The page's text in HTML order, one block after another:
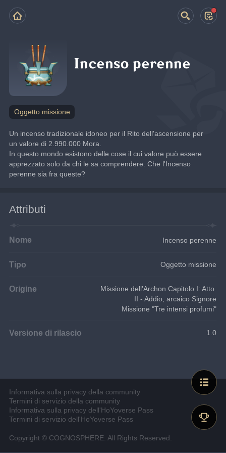
Incenso perenne
Oggetto missione
Un incenso tradizionale idoneo per il Rito dell'ascensione per
un valore di 2.990.000 Mora.
In questo mondo esistono delle cose il cui valore può essere
apprezzato solo da chi le sa comprendere. Che l'Incenso
perenne sia fra queste?
Attributi
Nome Incenso perenne
Tipo Oggetto missione
Origine
Missione dell'Archon Capitolo I: Atto
II - Addio, arcaico Signore
Missione "Tre intensi profumi"
Versione di rilascio 1.0
Informativa sulla privacy della community
Termini di servizio della community
Informativa sulla privacy dell'HoYoverse Pass
Termini di servizio dell'HoYoverse Pass
Copyright © COGNOSPHERE. All Rights Reserved.